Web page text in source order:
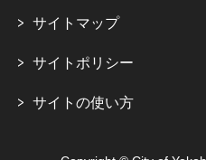
サイトマップ
サイトポリシー
サイトの使い方